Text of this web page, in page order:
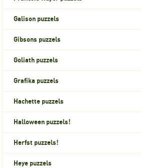
Galison puzzels
Gibsons puzzels
Goliath puzzels
Grafika puzzels
Hachette puzzels
Halloween puzzels!
Herfst puzzels!
Heye puzzels